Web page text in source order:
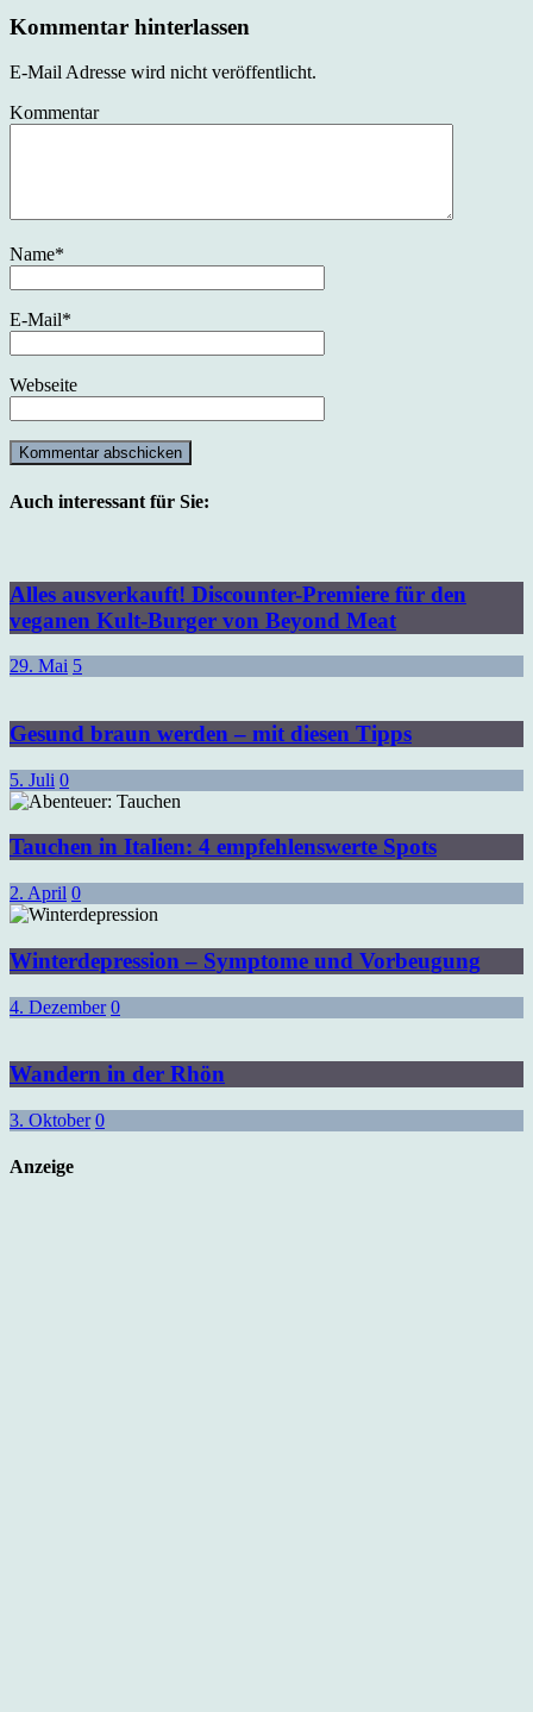
Kommentar hinterlassen
E-Mail Adresse wird nicht veröffentlicht.
Kommentar
Name*
E-Mail*
Webseite
Auch interessant für Sie:
Alles ausverkauft! Discounter-Premiere für den
veganen Kult-Burger von Beyond Meat
29. Mai 5
Gesund braun werden – mit diesen Tipps
5. Juli 0
Tauchen in Italien: 4 empfehlenswerte Spots
2. April 0
Winterdepression – Symptome und Vorbeugung
4. Dezember 0
Wandern in der Rhön
3. Oktober 0
Anzeige